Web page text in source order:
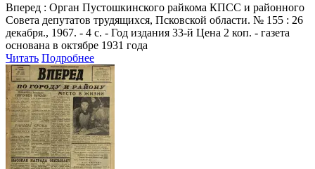
Вперед : Орган Пустошкинского райкома КПСС и районного
Совета депутатов трудящихся, Псковской области. № 155 : 26
декабря., 1967. - 4 с. - Год издания 33-й Цена 2 коп. - газета
основана в октябре 1931 года
Читать Подробнее